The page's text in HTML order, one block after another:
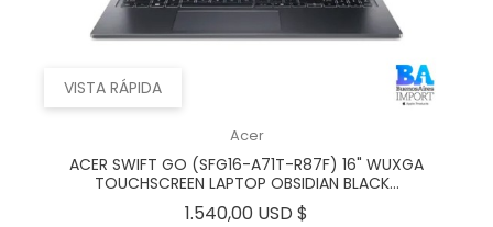
VISTA RÁPIDA
Acer
ACER SWIFT GO (SFG16-A71T-R87F) 16" WUXGA
TOUCHSCREEN LAPTOP OBSIDIAN BLACK...
1.540,00 USD $